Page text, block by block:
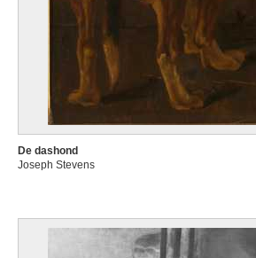
De dashond
Joseph Stevens